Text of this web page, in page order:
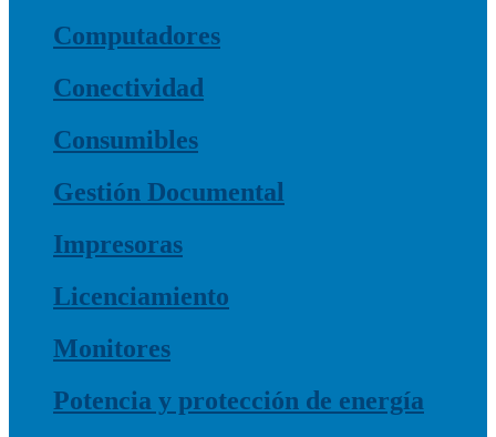
Computadores
Conectividad
Consumibles
Gestión Documental
Impresoras
Licenciamiento
Monitores
Potencia y protección de energía